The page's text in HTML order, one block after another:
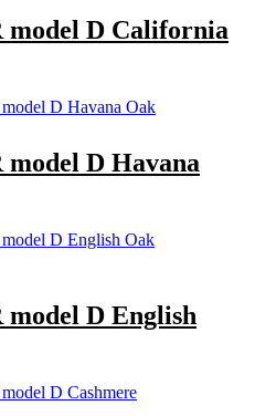
model D California
D Havana
D English